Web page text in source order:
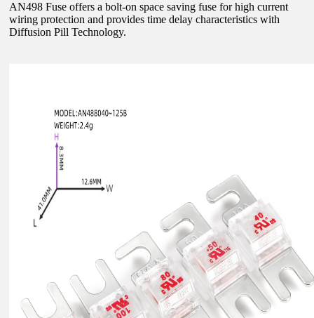
AN498 Fuse offers a bolt-on space saving fuse for high current
wiring protection and provides time delay characteristics with
Diffusion Pill Technology.